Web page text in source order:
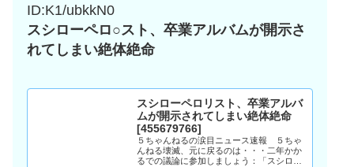
ID:K1/ubkkN0
スシローペロ○スト、卒業アルバムが開示さ
れてしまい絶体絶命
スシローペロリスト、卒業アルバ
ムが開示されてしまい絶体絶命
[455679766]
５ちゃんねるの涙目ニュース速報 ５ちゃ
んねる壊滅、元に戻るのは・・・二年かか
るでの議論に参加しましょう：「スシロー